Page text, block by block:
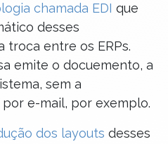
chamada EDI que
desses
troca entre os ERPs.
emite o docuemento, a
sem a
e-mail, por exemplo.
dos layouts desses